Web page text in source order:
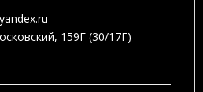
159Г (30/17Г)